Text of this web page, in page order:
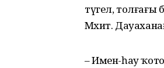
түгел, толғағы
Мөхит.
– Имен-һау